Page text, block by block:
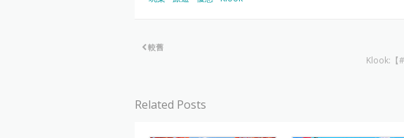
Klook:【
較舊
Related Posts